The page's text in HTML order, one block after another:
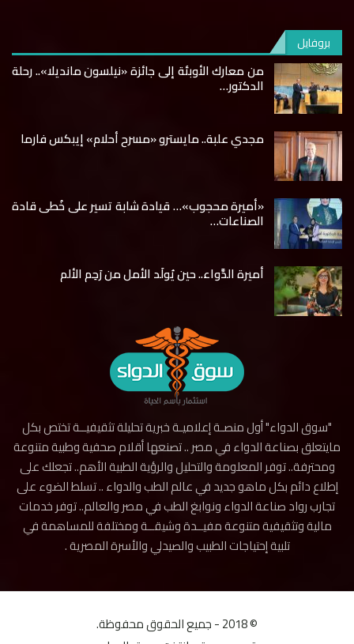
بروفايل
من معارك الأوبئة إلى جائزة «نيلسون مانديلا».. رحلة
الدكتور…
مجدي علبة.. مايسترو «مسرح أحلام» إيبكس فارما
«أميرة محجوب»… قيادة شابة تسير على خُطى قادة
الصناعات…
أميرة الدَّواء.. حين يُولَد الأمل من رَحِم الألم
"سوق الدواء" أول منصـة إعلاميـة خبرية تحليلة تثقيفيــة تختص بكل
مايتعلق بصناعة الدواء في مصر .. تصنعها أقلام صحفية وطبية متنوعة
ومحترفة.. توفر المعلومة والتحليل والرؤية الطبية الأهم.. تجعلك على
إطلاع دائم بكل ماهو جديد في عالم الطب والدواء .. تسلط الضوء على
تجارب رواد صناعة الدواء ونوابغ الطب في مصر والعالم.. توفر خدمات
مالية وتثقيفية متنوعة مفيــدة وشيقــة ومختلفة للمساهمة في
تلبية إحتياجات الطبيب والصيدلي والأسرة المصرية .
© 2018 - جميع الحقوق محفوظة.